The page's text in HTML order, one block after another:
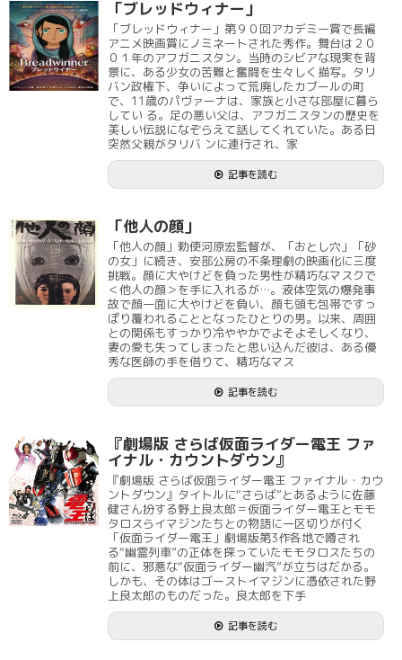
「ブレッドウィナー」
「ブレッドウィナー」第９０回アカデミー賞で長編
アニメ映画賞にノミネートされた秀作。舞台は２０
０１年のアフガニスタン。当時のシビアな現実を背
景に、ある少女の苦難と奮闘を生々しく描写。タリ
バン政権下、争いによって荒廃したカブールの町
で、11歳のパヴァーナは、家族と小さな部屋に暮ら
してい る。足の悪い父は、アフガニスタンの歴史を
美しい伝説になぞらえて話してくれていた。ある日
突然父親がタリバ ンに連行され、家
記事を読む
「他人の顔」
「他人の顔」勅使河原宏監督が、「おとし穴」「砂
の女」に続き、安部公房の不条理劇の映画化に三度
挑戦。顔に大やけどを負った男性が精巧なマスクで
＜他人の顔＞を手に入れるが…。液体空気の爆発事
故で顔一面に大やけどを負い、顔も頭も包帯ですっ
ぽり覆われることとなったひとりの男。以来、周囲
との関係もすっかり冷ややかでよそよそしくなり、
妻の愛も失ってしまったと思い込んだ彼は、ある優
秀な医師の手を借りて、精巧なマス
記事を読む
『劇場版 さらば仮面ライダー電王 ファ
イナル・カウントダウン』
『劇場版 さらば仮面ライダー電王 ファイナル・カウ
ントダウン』タイトルに“さらば”とあるように佐藤
健さん扮する野上良太郎＝仮面ライダー電王とモモ
タロスらイマジンたちとの物語に一区切りが付く
「仮面ライダー電王」劇場版第3作各地で噂され
る“幽霊列車”の正体を探っていたモモタロスたちの
前に、邪悪な“仮面ライダー幽汽”が立ちはだかる。
しかも、その体はゴーストイマジンに憑依された野
上良太郎のものだった。良太郎を下手
記事を読む